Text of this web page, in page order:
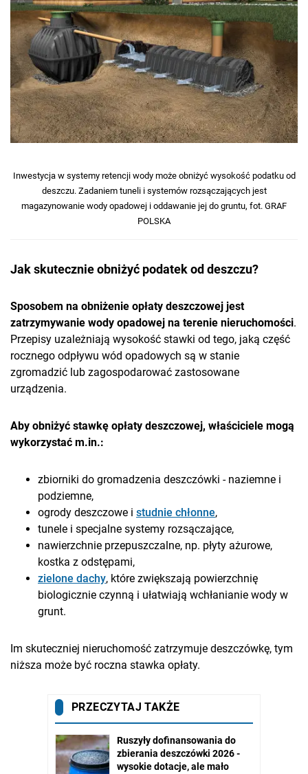
Inwestycja w systemy retencji wody może obniżyć wysokość podatku od
deszczu. Zadaniem tuneli i systemów rozsączających jest
magazynowanie wody opadowej i oddawanie jej do gruntu, fot. GRAF
POLSKA
Jak skutecznie obniżyć podatek od deszczu?
Sposobem na obniżenie opłaty deszczowej jest
zatrzymywanie wody opadowej na terenie nieruchomości.
Przepisy uzależniają wysokość stawki od tego, jaką część
rocznego odpływu wód opadowych są w stanie
zgromadzić lub zagospodarować zastosowane
urządzenia.
Aby obniżyć stawkę opłaty deszczowej, właściciele mogą
wykorzystać m.in.:
zbiorniki do gromadzenia deszczówki - naziemne i
podziemne,
ogrody deszczowe i studnie chłonne,
tunele i specjalne systemy rozsączające,
nawierzchnie przepuszczalne, np. płyty ażurowe,
kostka z odstępami,
zielone dachy, które zwiększają powierzchnię
biologicznie czynną i ułatwiają wchłanianie wody w
grunt.
Im skuteczniej nieruchomość zatrzymuje deszczówkę, tym
niższa może być roczna stawka opłaty.